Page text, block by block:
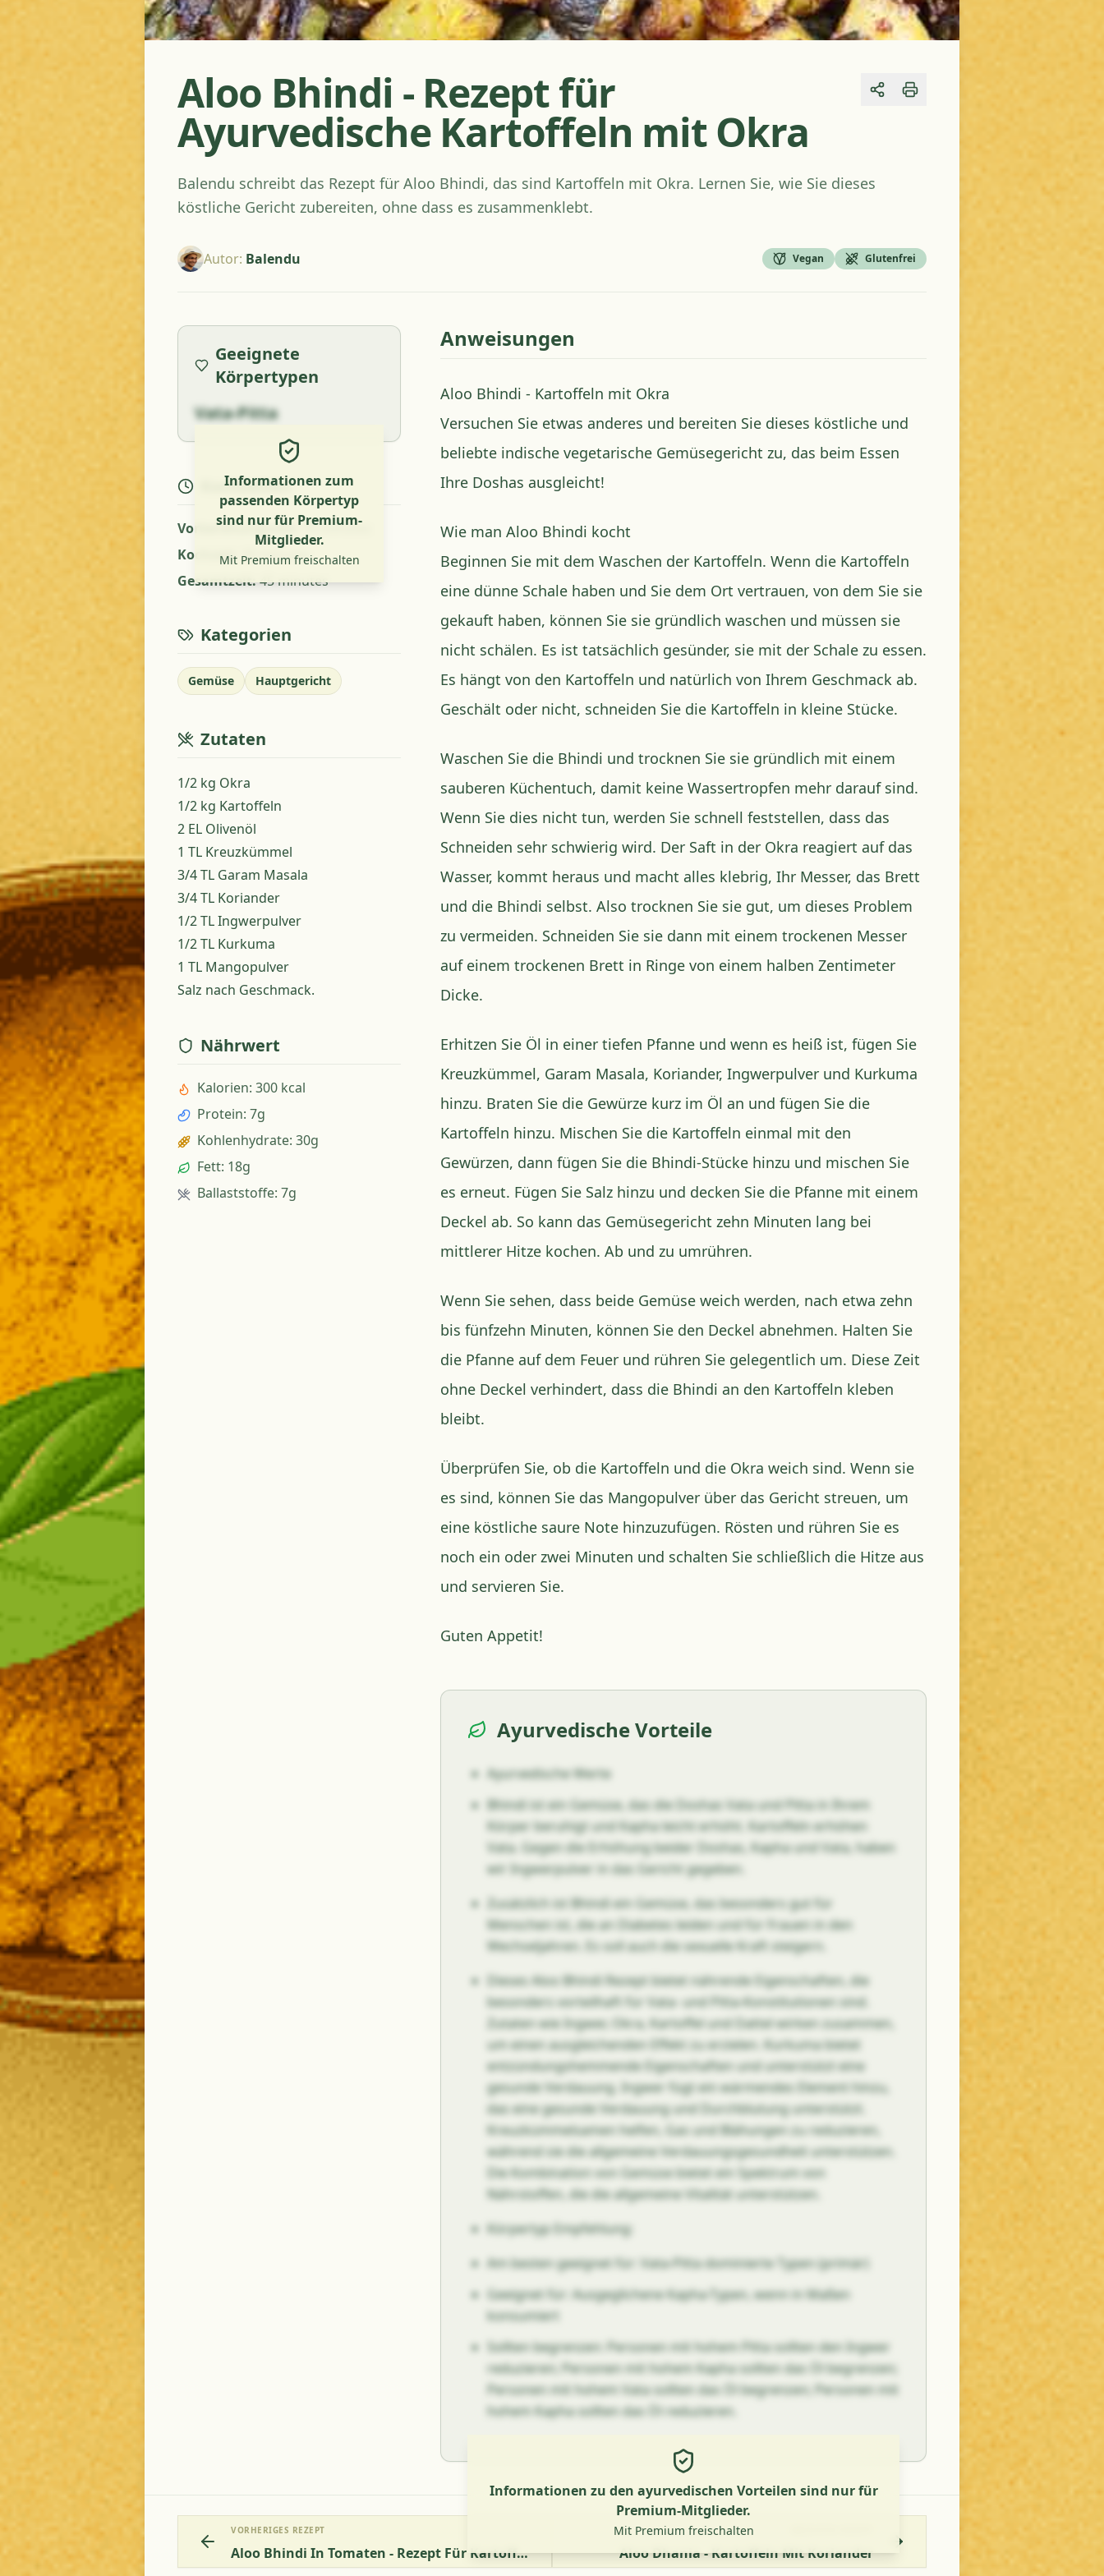
Aloo Bhindi - Rezept für
Ayurvedische Kartoffeln mit Okra
Share
Balendu schreibt das Rezept für Aloo Bhindi, das sind Kartoffeln mit Okra. Lernen Sie, wie Sie dieses
köstliche Gericht zubereiten, ohne dass es zusammenklebt.
Autor: Balendu Vegan Glutenfrei
Geeignete
Körpertypen
Vata-Pitta
Informationen zum
passenden Körpertyp
sind nur für Premium-
Mitglieder.
Mit Premium freischalten
Kochzeiten
Vorbereitungszeit : 15 minutes
Kochzeit: 30 minutes
Gesamtzeit:45 minutes
Kategorien
Gemüse Hauptgericht
Zutaten
1/2 kg Okra
1/2 kg Kartoffeln
2 EL Olivenöl
1 TL Kreuzkümmel
3/4 TL Garam Masala
3/4 TL Koriander
1/2 TL Ingwerpulver
1/2 TL Kurkuma
1 TL Mangopulver
Salz nach Geschmack.
Nährwert
Kalorien: 300 kcal
Protein: 7g
Kohlenhydrate: 30g
Fett: 18g
Ballaststoffe: 7g
Anweisungen
Aloo Bhindi - Kartoffeln mit Okra
Versuchen Sie etwas anderes und bereiten Sie dieses köstliche und
beliebte indische vegetarische Gemüsegericht zu, das beim Essen
Ihre Doshas ausgleicht!
Wie man Aloo Bhindi kocht
Beginnen Sie mit dem Waschen der Kartoffeln. Wenn die Kartoffeln
eine dünne Schale haben und Sie dem Ort vertrauen, von dem Sie sie
gekauft haben, können Sie sie gründlich waschen und müssen sie
nicht schälen. Es ist tatsächlich gesünder, sie mit der Schale zu essen.
Es hängt von den Kartoffeln und natürlich von Ihrem Geschmack ab.
Geschält oder nicht, schneiden Sie die Kartoffeln in kleine Stücke.
Waschen Sie die Bhindi und trocknen Sie sie gründlich mit einem
sauberen Küchentuch, damit keine Wassertropfen mehr darauf sind.
Wenn Sie dies nicht tun, werden Sie schnell feststellen, dass das
Schneiden sehr schwierig wird. Der Saft in der Okra reagiert auf das
Wasser, kommt heraus und macht alles klebrig, Ihr Messer, das Brett
und die Bhindi selbst. Also trocknen Sie sie gut, um dieses Problem
zu vermeiden. Schneiden Sie sie dann mit einem trockenen Messer
auf einem trockenen Brett in Ringe von einem halben Zentimeter
Dicke.
Erhitzen Sie Öl in einer tiefen Pfanne und wenn es heiß ist, fügen Sie
Kreuzkümmel, Garam Masala, Koriander, Ingwerpulver und Kurkuma
hinzu. Braten Sie die Gewürze kurz im Öl an und fügen Sie die
Kartoffeln hinzu. Mischen Sie die Kartoffeln einmal mit den
Gewürzen, dann fügen Sie die Bhindi-Stücke hinzu und mischen Sie
es erneut. Fügen Sie Salz hinzu und decken Sie die Pfanne mit einem
Deckel ab. So kann das Gemüsegericht zehn Minuten lang bei
mittlerer Hitze kochen. Ab und zu umrühren.
Wenn Sie sehen, dass beide Gemüse weich werden, nach etwa zehn
bis fünfzehn Minuten, können Sie den Deckel abnehmen. Halten Sie
die Pfanne auf dem Feuer und rühren Sie gelegentlich um. Diese Zeit
ohne Deckel verhindert, dass die Bhindi an den Kartoffeln kleben
bleibt.
Überprüfen Sie, ob die Kartoffeln und die Okra weich sind. Wenn sie
es sind, können Sie das Mangopulver über das Gericht streuen, um
eine köstliche saure Note hinzuzufügen. Rösten und rühren Sie es
noch ein oder zwei Minuten und schalten Sie schließlich die Hitze aus
und servieren Sie.
Guten Appetit!
Ayurvedische Vorteile
Ayurvedische Werte
Bhindi ist ein Gemüse, das die Doshas Vata und Pitta in Ihrem
Körper beruhigt und Kapha leicht erhöht. Kartoffeln erhöhen
Vata. Gegen die Erhöhung beider Doshas, Kapha und Vata, haben
wir Ingwerpulver in das Gericht gegeben.
Zusätzlich ist Bhindi ein Gemüse, das besonders gut für
Menschen ist, die an Diabetes leiden und für Frauen in den
Wechseljahren. Es soll auch die sexuelle Kraft steigern.
Dieses Aloo Bhindi Rezept bietet nährende Eigenschaften, die
besonders vorteilhaft für Vata- und Pitta-Konstitutionen sind.
Zutaten wie Ingwer, Okra, Kartoffel und Dattel wirken zusammen,
um einen ausgleichenden Effekt zu erzielen. Kurkuma bietet
entzündungshemmende Eigenschaften und unterstützt eine
gesunde Verdauung. Ingwer fügt ein wärmendes Element hinzu,
das eine gesunde Verdauung und Durchblutung unterstützt.
Kreuzkümmelsamen helfen, Gas und Blähungen zu reduzieren,
während sie die allgemeine Verdauungsgesundheit unterstützen.
Die Kombination von Gemüse bietet ein Spektrum von
Nährstoffen, die die allgemeine Vitalität unterstützen.
Körpertyp Empfehlung:
Am besten geeignet für: Vata-Pitta dominierte Typen (primär)
Geeignet für: Ausgeglichene Kapha-Typen, wenn in Maßen
konsumiert
Sollten begrenzen: Personen mit hohem Pitta sollten den Ingwer
reduzieren; Personen mit hohem Kapha sollten das Öl begrenzen;
Personen mit hohem Vata sollten das Öl begrenzen; Personen mit
hohem Kapha sollten das Öl reduzieren.
Informationen zu den ayurvedischen Vorteilen sind nur für
Premium-Mitglieder.
Mit Premium freischalten
VORHERIGES REZEPT
Aloo Bhindi In Tomaten - Rezept Für Kartoffeln Und Okra Mit Leckeren Tomaten Aloo Dhania - Kartoffeln Mit Koriander